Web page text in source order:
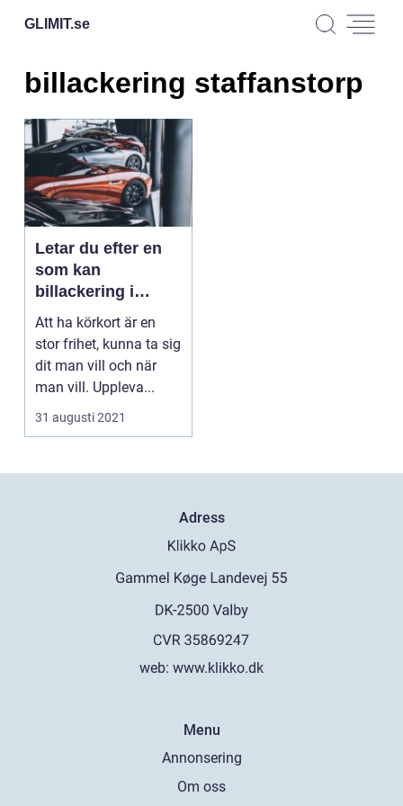
GLIMIT.se
billackering staffanstorp
Letar du efter en
som kan
billackering i
Staffanstorp?
Att ha körkort är en
stor frihet, kunna ta sig
dit man vill och när
man vill. Uppleva...
31 augusti 2021
Adress
web: www.klikko.dk
Menu
Annonsering
Om oss